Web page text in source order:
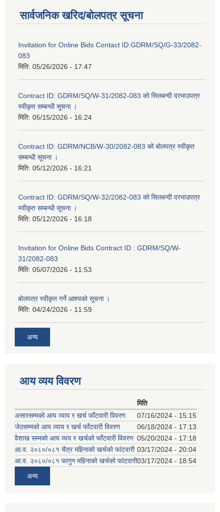
सार्वजनिक खरिद/बोलपत्र सूचना
Invitation for Online Bids Contact ID:GDRM/SQ/G-33/2082-
083
मिति: 05/26/2026 - 17:47
Contract ID: GDRM/SQ/W-31/2082-083 को सिलबन्दी दरभाउपत्र
स्वीकृत सम्बन्धी सूचना ।
मिति: 05/15/2026 - 16:24
Contract ID: GDRM/NCB/W-30/2082-083 को बोलपत्र स्वीकृत
सम्बन्धी सूचना ।
मिति: 05/12/2026 - 16:21
Contract ID: GDRM/SQ/W-32/2082-083 को सिलबन्दी दरभाउपत्र
स्वीकृत सम्बन्धी सूचना ।
मिति: 05/12/2026 - 16:18
Invitation for Online Bids Contract ID : GDRM/SQ/W-
31/2082-083
मिति: 05/07/2026 - 11:53
बोलपत्र स्वीकृत गर्ने आश्यको सूचना ।
मिति: 04/24/2026 - 11:59
अन्य
आय व्यय विवरण
मिति
असारसम्मको आय व्याय र खर्च फाँटवारी विवरण
07/16/2024 - 15:15
जेठसम्मको आय व्याय र खर्च फाँटवारी विवरण
06/18/2024 - 17:13
वैशाख सम्मको आय व्यय र खर्चको फाँटवारी विवरण 05/20/2024 - 17:18
आ.व. २०८०/०८१ चैत्र महिनाको खर्चको फांटवारी 03/17/2024 - 20:04
आ.व. २०८०/०८१ फागुन महिनाको खर्चको फांटवारी03/17/2024 - 18:54
अन्य